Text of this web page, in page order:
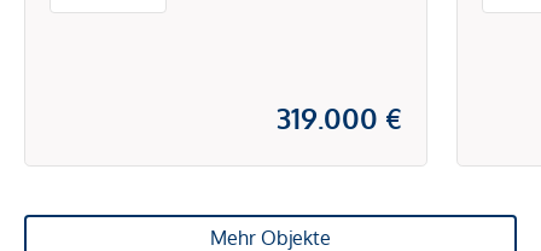
319.000 €
Mehr Objekte